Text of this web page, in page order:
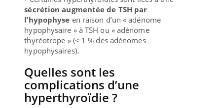
sécrétion augmentée de TSH par
l’hypophyse en raison d’un « adénome
hypophysaire » à TSH ou « adénome
thyréotrope » (< 1 % des adénomes
hypophysaires).
Quelles sont les
complications d’une
hyperthyroïdie ?